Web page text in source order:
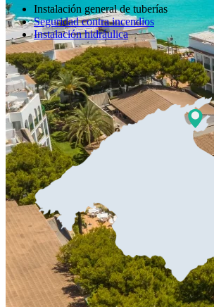
Instalación general de tuberías
Seguridad contra incendios
Instalación hidráulica